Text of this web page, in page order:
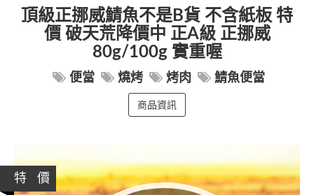
頂級正挪威鯖魚不是B貨 不含紙板 特
價 破天荒降價中 正A級 正挪威
80g/100g 實重喔
便當 燒烤 烤肉 鯖魚便當
商品資訊
特 價